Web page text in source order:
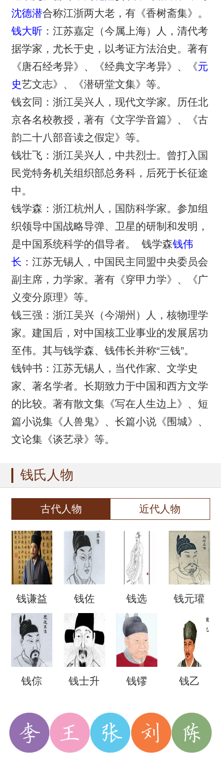
沈德潜合称江浙两大老，有《香树斋集》。
钱大昕：江苏嘉定（今属上海）人，清代考
据学家，尤长于史，以考证方法治史。著有
《唐石经考异》、《经典文字考异》、《元
史艺文志》、《潜研堂文集》等。
钱玄同：浙江吴兴人，现代文学家。历任北
京各名校教授，著有《文字学音篇》、《古
韵二十八部音读之假定》等。
钱壮飞：浙江吴兴人，中共烈士。曾打入国
民党特务机关组织部总务科，后死于长征途
中。
钱学森：浙江杭州人，国防科学家。参加组
织领导中国战略导弹、卫星的研制和发明，
是中国系统科学的倡导者。 钱学森钱伟
长 ：江苏无锡人，中国民主同盟中央委员会
副主席，力学家。著有《穿甲力学》、《广
义变分原理》等。
钱三强：浙江吴兴（今湖州）人，核物理学
家。建国后，对中国核工业事业的发展居功
至伟。其与钱学森、钱伟长并称“三钱”。
钱钟书：江苏无锡人，当代作家、文学史
家、著名学者。长期致力于中国和西方文学
的比较。著有散文集《写在人生边上》、短
篇小说集《人兽鬼》、长篇小说《围城》、
文论集《谈艺录》等。
钱氏人物
古代人物 近代人物
钱谦益 钱佐 钱选 钱元瓘
钱倧 钱士升 钱镠 钱乙